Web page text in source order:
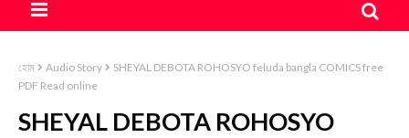
হোম Audio Story
SHEYAL DEBOTA ROHOSYO feluda bangla COMICS free
PDF Read online
SHEYAL DEBOTA ROHOSYO